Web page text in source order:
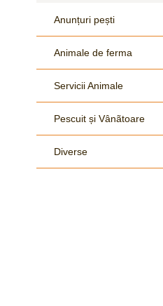
Anunțuri pești
Animale de ferma
Servicii Animale
Pescuit și Vânãtoare
Diverse